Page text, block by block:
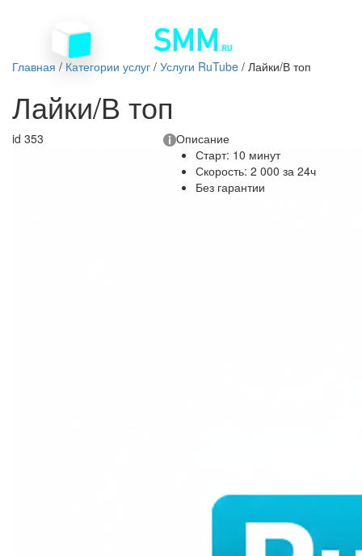
Главная / Категории услуг / Услуги RuTube / Лайки/В топ
Лайки/В топ
id 353
Описание
Старт: 10 минут
Скорость: 2 000 за 24ч
Без гарантии